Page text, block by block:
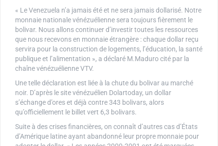
« Le Venezuela n’a jamais été et ne sera jamais dollarisé. Notre
monnaie nationale vénézuélienne sera toujours fièrement le
bolivar. Nous allons continuer d’investir toutes les ressources
que nous recevons en monnaie étrangère : chaque dollar reçu
servira pour la construction de logements, l’éducation, la santé
publique et l’alimentation », a déclaré M.Maduro cité par la
chaîne vénézuélienne VTV.
Une telle déclaration est liée à la chute du bolivar au marché
noir. D’après le site vénézuélien Dolartoday, un dollar
s’échange d’ores et déjà contre 343 bolivars, alors
qu’officiellement le billet vert 6,3 bolivars.
Suite à des crises financières, on connaît d’autres cas d’États
d’Amérique latine ayant abandonné leur propre monnaie pour